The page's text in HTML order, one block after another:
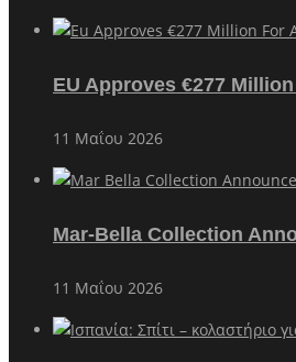
EU Approves €277
11 Μαΐου 2026
Mar-Bella Collection
11 Μαΐου 2026